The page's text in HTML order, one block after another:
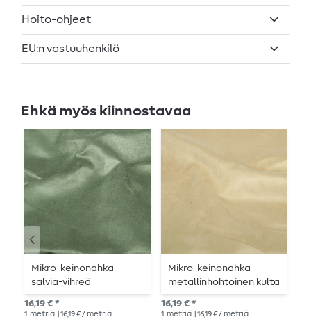
Hoito-ohjeet
EU:n vastuuhenkilö
Ehkä myös kiinnostavaa
Mikro-keinonahka –
salvia-vihreä
16,19 € *
1 metriä | 16,19 € / metriä
Mikro-keinonahka –
metallinhohtoinen kulta
16,19 € *
1 metriä | 16,19 € / metriä